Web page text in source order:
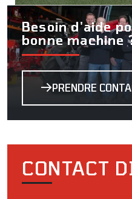
Besoin d'aide
bonne machine
PRENDRE
CONTACT